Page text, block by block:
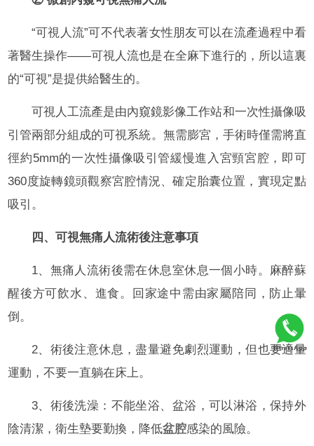
“可視人流”可不代表著女性朋友可以在流產過程中看
著醫生操作——可視人流也是在全麻下進行的，所以這裏
的“可視”是提供給醫生的。
可視人工流產是由內窺鏡影像工作站和一次性攝像吸
引管兩部分組成的可視系統。無需膨宮，手術時僅需將直
徑約5mm的一次性攝像吸引管緩慢進入宮頸宮腔，即可
360度旋轉鏡頭觀察宮腔情況、確定胎囊位置，實現定點
吸引。
四、可視無痛人流術後注意事項
1、無痛人流術後需在休息室休息一個小時。麻醉蘇
醒後方可飲水、進食。回家途中需由家屬陪同，防止暈
倒。
2、術後注意休息，盡量避免劇烈運動，但也要適量
運動，不要一直躺在床上。
3、術後洗澡：不能坐浴、盆浴，可以淋浴，保持外
陰清潔，衛生墊要勤換，降低盆腔感染的風險。